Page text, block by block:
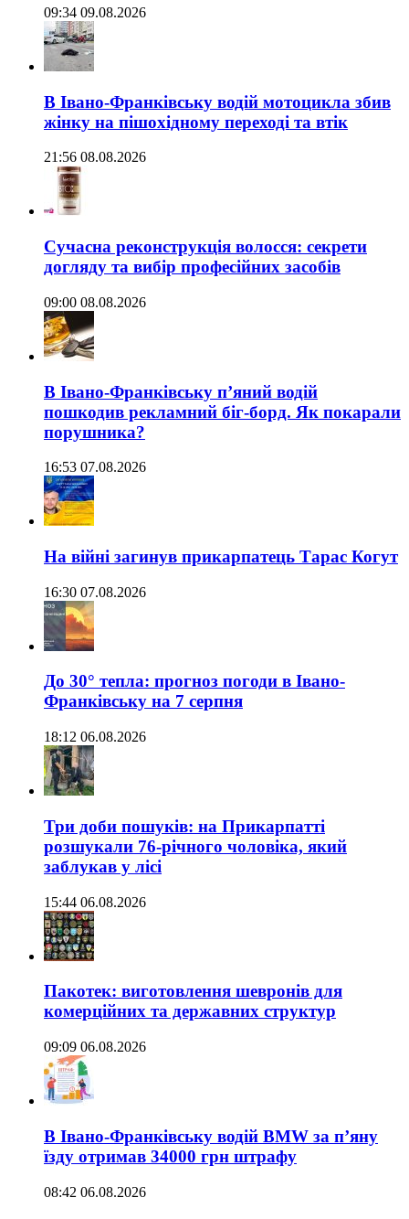
09:34 09.08.2026
В Івано-Франківську водій мотоцикла збив
жінку на пішохідному переході та втік
21:56 08.08.2026
Сучасна реконструкція волосся: секрети
догляду та вибір професійних засобів
09:00 08.08.2026
В Івано-Франківську п’яний водій
пошкодив рекламний біг-борд. Як покарали
порушника?
16:53 07.08.2026
На війні загинув прикарпатець Тарас Когут
16:30 07.08.2026
До 30° тепла: прогноз погоди в Івано-
Франківську на 7 серпня
18:12 06.08.2026
Три доби пошуків: на Прикарпатті
розшукали 76-річного чоловіка, який
заблукав у лісі
15:44 06.08.2026
Пакотек: виготовлення шевронів для
комерційних та державних структур
09:09 06.08.2026
В Івано-Франківську водій BMW за п’яну
їзду отримав 34000 грн штрафу
08:42 06.08.2026